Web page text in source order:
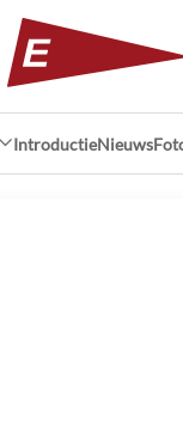
IntroductieNieuws